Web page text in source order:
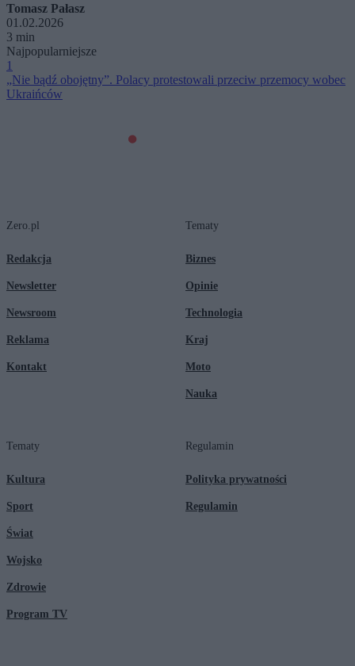
Tomasz Pałasz
01.02.2026
3 min
Najpopularniejsze
1
„Nie bądź obojętny”. Polacy protestowali przeciw przemocy wobec
Ukraińców
Zero.pl
Redakcja
Newsletter
Newsroom
Reklama
Kontakt
Tematy
Biznes
Opinie
Technologia
Kraj
Moto
Nauka
Tematy
Kultura
Sport
Świat
Wojsko
Zdrowie
Program TV
Regulamin
Polityka prywatności
Regulamin